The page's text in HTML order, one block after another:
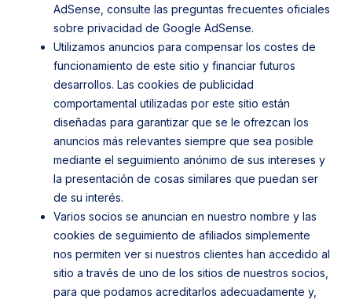
AdSense, consulte las preguntas frecuentes oficiales
sobre privacidad de Google AdSense.
Utilizamos anuncios para compensar los costes de
funcionamiento de este sitio y financiar futuros
desarrollos. Las cookies de publicidad
comportamental utilizadas por este sitio están
diseñadas para garantizar que se le ofrezcan los
anuncios más relevantes siempre que sea posible
mediante el seguimiento anónimo de sus intereses y
la presentación de cosas similares que puedan ser
de su interés.
Varios socios se anuncian en nuestro nombre y las
cookies de seguimiento de afiliados simplemente
nos permiten ver si nuestros clientes han accedido al
sitio a través de uno de los sitios de nuestros socios,
para que podamos acreditarlos adecuadamente y,